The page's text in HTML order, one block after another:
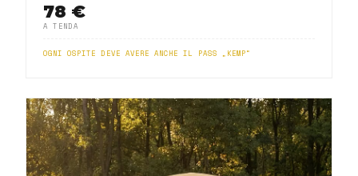
78 €
A TENDA
OGNI OSPITE DEVE AVERE ANCHE IL PASS „KEMP“